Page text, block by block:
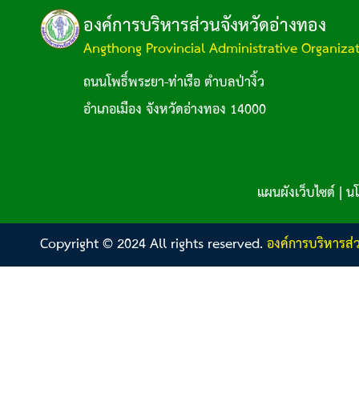
องค์การบริหารส่วนจังหวัดอ่างทอง
Angthong Provincial Administrative
ถนนโพธิ์พระยา-ท่าเรือ ตำบลป่างิ้ว
อำเภอเมือง จังหวัดอ่างทอง 14000
แผนผังเว็บไซต์|น
Copyright © 2024 All rights reserved.องค์การบริหาร